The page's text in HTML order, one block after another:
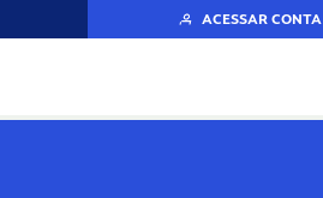
ACESSAR CONTA